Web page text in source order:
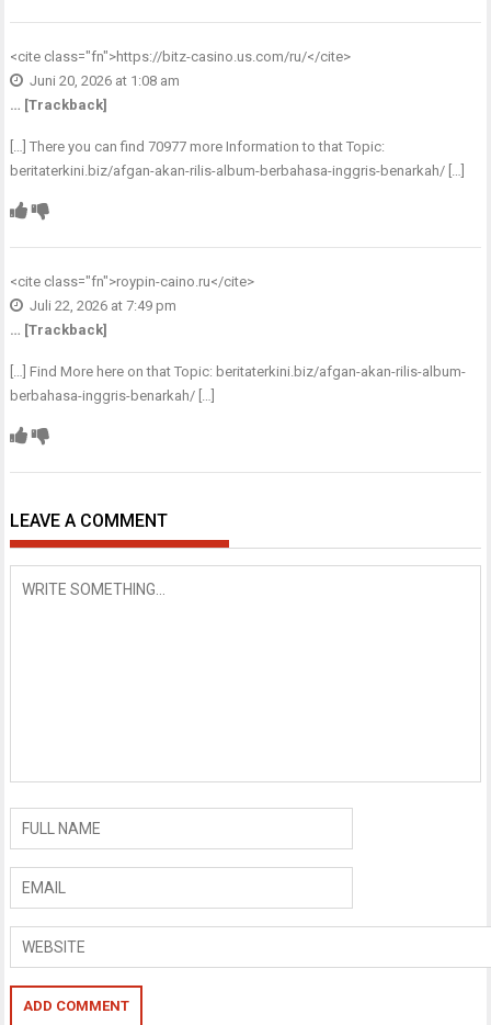
<cite class="fn">https://bitz-casino.us.com/ru/</cite>
Juni 20, 2026 at 1:08 am
… [Trackback]
[…] There you can find 70977 more Information to that Topic:
beritaterkini.biz/afgan-akan-rilis-album-berbahasa-inggris-benarkah/ […]
<cite class="fn">roypin-caino.ru</cite>
Juli 22, 2026 at 7:49 pm
… [Trackback]
[…] Find More here on that Topic: beritaterkini.biz/afgan-akan-rilis-album-
berbahasa-inggris-benarkah/ […]
LEAVE A COMMENT